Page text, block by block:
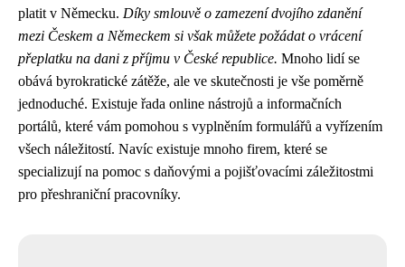
platit v Německu. Díky smlouvě o zamezení dvojího zdanění
mezi Českem a Německem si však můžete požádat o vrácení
přeplatku na dani z příjmu v České republice. Mnoho lidí se
obává byrokratické zátěže, ale ve skutečnosti je vše poměrně
jednoduché. Existuje řada online nástrojů a informačních
portálů, které vám pomohou s vyplněním formulářů a vyřízením
všech náležitostí. Navíc existuje mnoho firem, které se
specializují na pomoc s daňovými a pojišťovacími záležitostmi
pro přeshraniční pracovníky.